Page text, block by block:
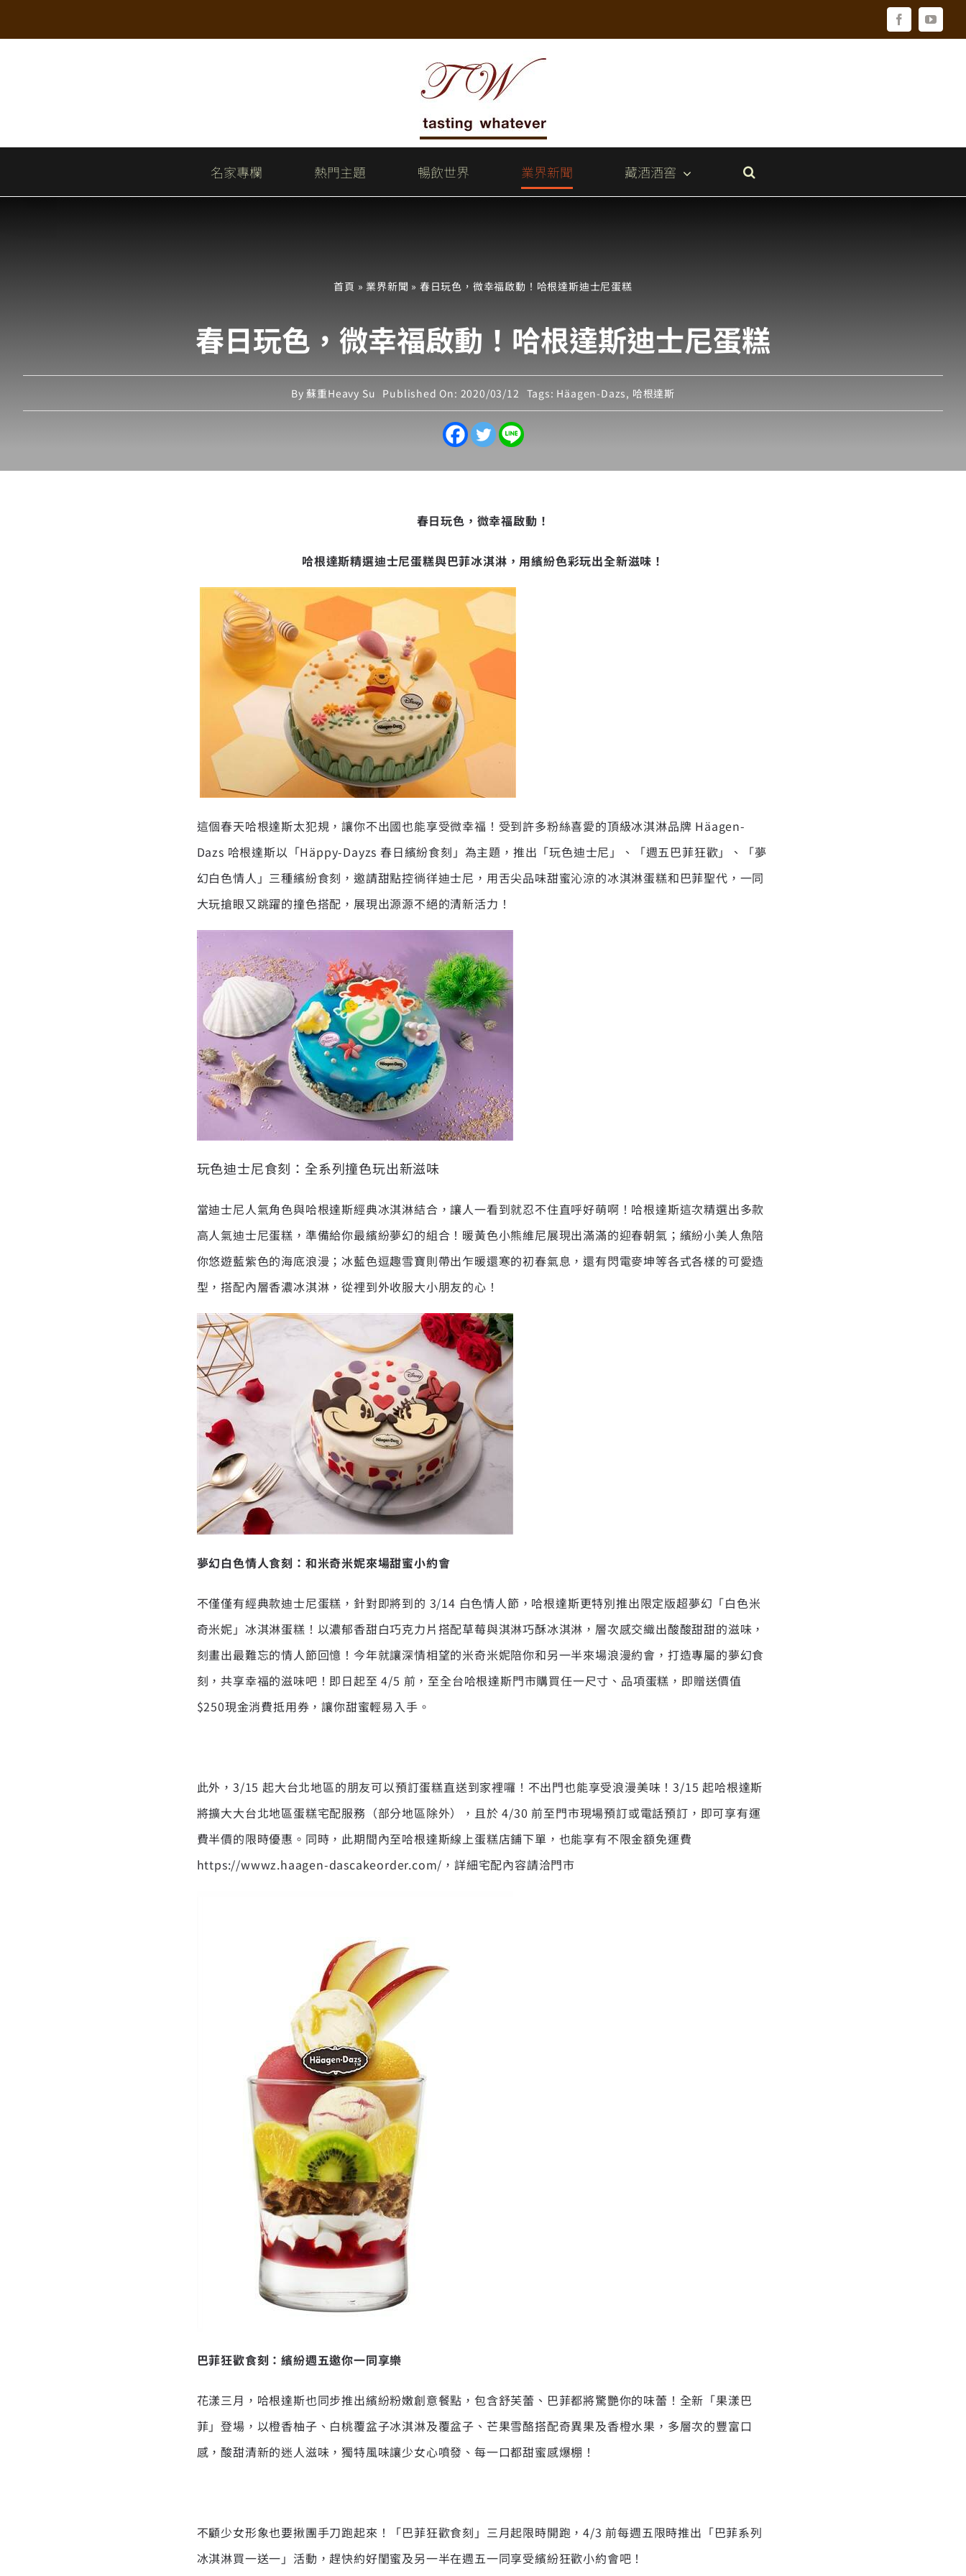
to
Facebook
名家專欄 熱門主題 暢飲世界 業界新聞 藏酒酒窖
首頁 » 業界新聞 » 春日玩色，微幸福啟動！哈根達斯迪士尼蛋糕
春日玩色，微幸福啟動！哈根達斯迪士尼蛋糕
By 蘇重Heavy Su Published On: 2020/03/12 Tags: Häagen-Dazs, 哈根達斯
春日玩色，微幸福啟動！
哈根達斯精選迪士尼蛋糕與巴菲冰淇淋，用繽紛色彩玩出全新滋味！
這個春天哈根達斯太犯規，讓你不出國也能享受微幸福！受到許多粉絲喜愛的頂級冰淇淋品牌 Häagen-
Dazs 哈根達斯以「Häppy-Dayzs 春日繽紛食刻」為主題，推出「玩色迪士尼」、「週五巴菲狂歡」、「夢
幻白色情人」三種繽紛食刻，邀請甜點控徜徉迪士尼，用舌尖品味甜蜜沁涼的冰淇淋蛋糕和巴菲聖代，一同
大玩搶眼又跳躍的撞色搭配，展現出源源不絕的清新活力！
玩色迪士尼食刻：全系列撞色玩出新滋味
當迪士尼人氣角色與哈根達斯經典冰淇淋結合，讓人一看到就忍不住直呼好萌啊！哈根達斯這次精選出多款
高人氣迪士尼蛋糕，準備給你最繽紛夢幻的組合！暖黃色小熊維尼展現出滿滿的迎春朝氣；繽紛小美人魚陪
你悠遊藍紫色的海底浪漫；冰藍色逗趣雪寶則帶出乍暖還寒的初春氣息，還有閃電麥坤等各式各樣的可愛造
型，搭配內層香濃冰淇淋，從裡到外收服大小朋友的心！
夢幻白色情人食刻：和米奇米妮來場甜蜜小約會
不僅僅有經典款迪士尼蛋糕，針對即將到的 3/14 白色情人節，哈根達斯更特別推出限定版超夢幻「白色米
奇米妮」冰淇淋蛋糕！以濃郁香甜白巧克力片搭配草莓與淇淋巧酥冰淇淋，層次感交織出酸酸甜甜的滋味，
刻畫出最難忘的情人節回憶！今年就讓深情相望的米奇米妮陪你和另一半來場浪漫約會，打造專屬的夢幻食
刻，共享幸福的滋味吧！即日起至 4/5 前，至全台哈根達斯門市購買任一尺寸、品項蛋糕，即贈送價值
$250現金消費抵用券，讓你甜蜜輕易入手。
此外，3/15 起大台北地區的朋友可以預訂蛋糕直送到家裡囉！不出門也能享受浪漫美味！3/15 起哈根達斯
將擴大大台北地區蛋糕宅配服務（部分地區除外），且於 4/30 前至門市現場預訂或電話預訂，即可享有運
費半價的限時優惠。同時，此期間內至哈根達斯線上蛋糕店鋪下單，也能享有不限金額免運費
https://wwwz.haagen-dascakeorder.com/ ，詳細宅配內容請洽門市
巴菲狂歡食刻：繽紛週五邀你一同享樂
花漾三月，哈根達斯也同步推出繽紛粉嫩創意餐點，包含舒芙蕾、巴菲都將驚艷你的味蕾！全新「果漾巴
菲」登場，以橙香柚子、白桃覆盆子冰淇淋及覆盆子、芒果雪酪搭配奇異果及香橙水果，多層次的豐富口
感，酸甜清新的迷人滋味，獨特風味讓少女心噴發、每一口都甜蜜感爆棚！
不顧少女形象也要揪團手刀跑起來！「巴菲狂歡食刻」三月起限時開跑，4/3 前每週五限時推出「巴菲系列
冰淇淋買一送一」活動，趕快約好閨蜜及另一半在週五一同享受繽紛狂歡小約會吧！